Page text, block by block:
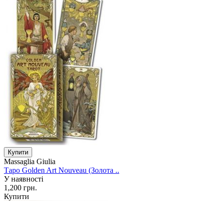
Massaglia Giulia
Таро Golden Art Nouveau (Золота ..
У наявності
1,200 грн.
Купити